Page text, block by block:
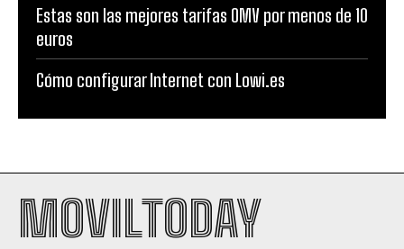
Estas son las mejores tarifas OMV por menos de 10
euros
Cómo configurar Internet con Lowi.es
MOVILTODAY